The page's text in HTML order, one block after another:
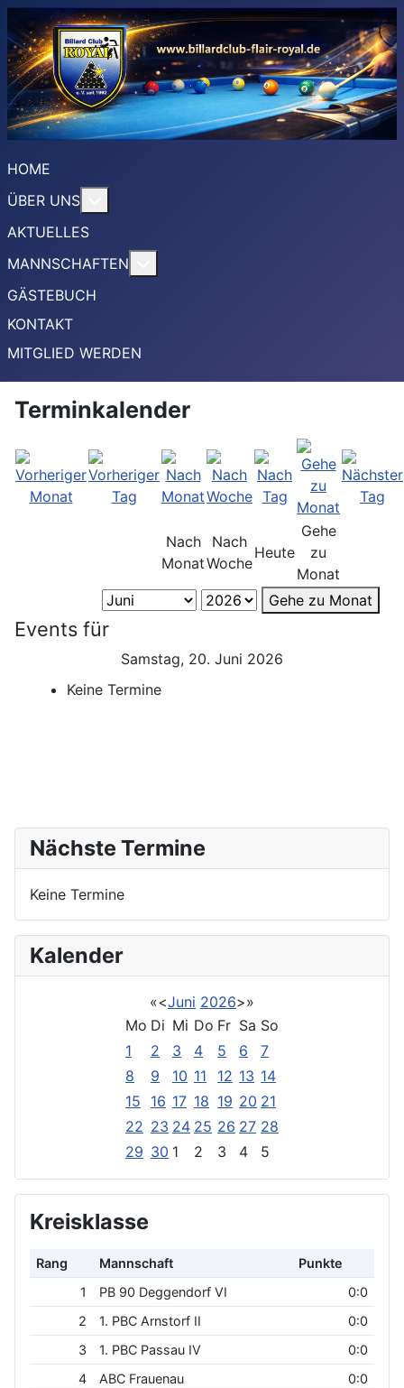
HOME
ÜBER UNS
AKTUELLES
MANNSCHAFTEN
GÄSTEBUCH
KONTAKT
MITGLIED WERDEN
Terminkalender
Nach
Monat
Nach
Woche
Heute
Gehe
zu
Monat
Gehe zu Monat
Events für
Samstag, 20. Juni 2026
Keine Termine
Nächste Termine
Keine Termine
Kalender
«<Juni 2026>»
Mo Di Mi Do Fr Sa So
1
2 3 4 5 6
7
8
9 10 11 12 13 14
15
16 17 18 19 20 21
22 23 24 25 26 27 28
29 30 1 2 3 4 5
Kreisklasse
Rang Mannschaft
Punkte
1
PB 90 Deggendorf VI
0:0
2
1. PBC Arnstorf II
0:0
3
1. PBC Passau IV
0:0
4
ABC Frauenau
0:0